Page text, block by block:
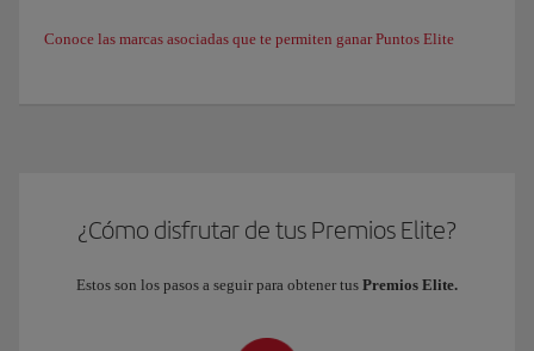
Conoce las marcas asociadas que te permiten ganar Puntos Elite
¿Cómo disfrutar de tus Premios Elite?
Estos son los pasos a seguir para obtener tus Premios Elite.